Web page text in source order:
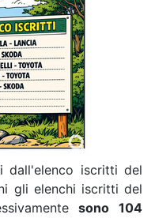
dall'elenco iscritti del
gli elenchi iscritti del
sono 104